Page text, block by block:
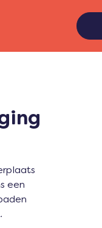
een